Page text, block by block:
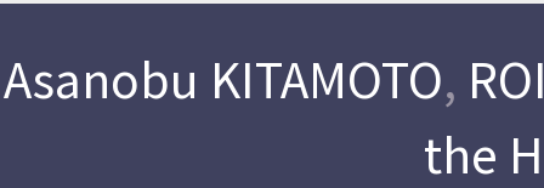
Asanobu KITAMOTO,
the